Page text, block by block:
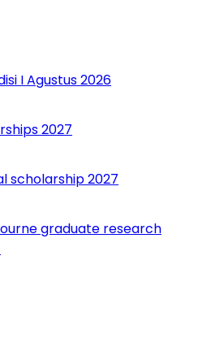
I Agustus 2026
2027
scholarship 2027
graduate research